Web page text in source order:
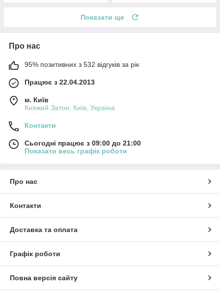
Показати ще
Про нас
95% позитивних з 532 відгуків за рік
Працює з 22.04.2013
м. Київ
Княжий Затон, Київ, Україна
Контакти
Сьогодні працює з 09:00 до 21:00
Показати весь графік роботи
Про нас
Контакти
Доставка та оплата
Графік роботи
Повна версія сайту